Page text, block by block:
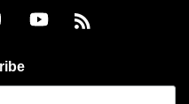
Instagram YouTube